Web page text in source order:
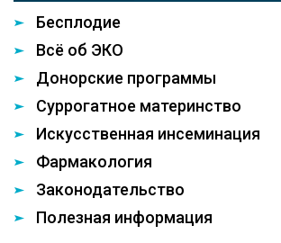
Бесплодие
Всё об ЭКО
Донорские программы
Суррогатное материнство
Искусственная инсеминация
Фармакология
Законодательство
Полезная информация